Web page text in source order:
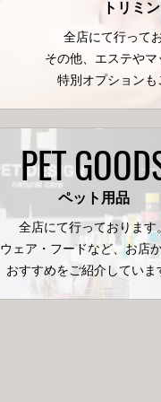
トリミ
全店にて行って
その他、エステや
特別オプションも
PET
ペット用品
全店にて行っております。
ウェア・フードなど、お店
おすすめをご紹介していま